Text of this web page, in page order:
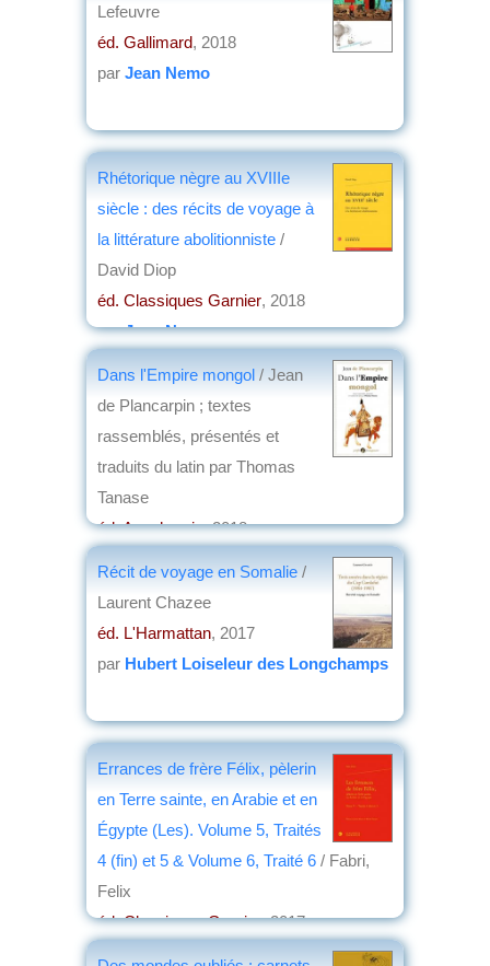
Lefeuvre
éd. Gallimard, 2018
par Jean Nemo
Rhétorique nègre au XVIIIe
siècle : des récits de voyage à
la littérature abolitionniste /
David Diop
éd. Classiques Garnier, 2018
parJean Nemo
Dans l'Empire mongol / Jean
de Plancarpin ; textes
rassemblés, présentés et
traduits du latin par Thomas
Tanase
éd. Anacharsis, 2018
Récit de voyage en Somalie /
Laurent Chazee
éd. L'Harmattan, 2017
par Hubert Loiseleur des Longchamps
Errances de frère Félix, pèlerin
en Terre sainte, en Arabie et en
Égypte (Les). Volume 5, Traités
4 (fin) et 5 & Volume 6, Traité 6 / Fabri,
Felix
éd. Classiques Garnier, 2017